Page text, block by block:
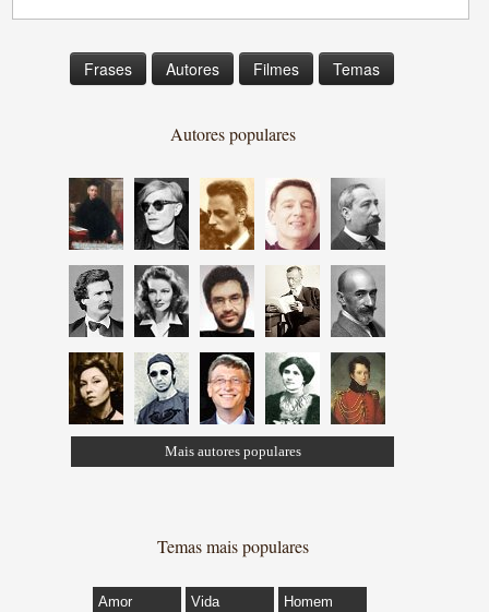
Frases Autores Filmes Temas
Autores populares
Mais autores populares
Temas mais populares
Amor Vida Homem